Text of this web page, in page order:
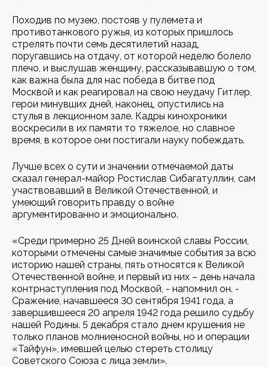
Походив по музею, постояв у пулемета и
противотанкового ружья, из которых пришлось
стрелять почти семь десятилетий назад,
поругавшись на отдачу, от которой неделю болело
плечо, и выслушав женщину, рассказывавшую о том,
как важна была для нас победа в битве под
Москвой и как реагировал на свою неудачу Гитлер,
герои минувших дней, наконец, опустились на
стулья в лекционном зале. Кадры кинохроники
воскресили в их памяти то тяжелое, но славное
время, в которое они постигали науку побеждать.
Лучше всех о сути и значении отмечаемой даты
сказал генерал-майор Ростислав Сибагатуллин, сам
участвовавший в Великой Отечественной, и
умеющий говорить правду о войне
аргументированно и эмоционально.
«Среди примерно 25 Дней воинской славы России,
которыми отмечены самые значимые события за всю
историю нашей страны, пять относятся к Великой
Отечественной войне, и первый из них – день начала
контрнаступления под Москвой, - напомнил он. -
Сражение, начавшееся 30 сентября 1941 года, а
завершившееся 20 апреля 1942 года решило судьбу
нашей Родины. 5 декабря стало днем крушения не
только планов молниеносной войны, но и операции
«Тайфун», имевшей целью стереть столицу
Советского Союза с лица земли».